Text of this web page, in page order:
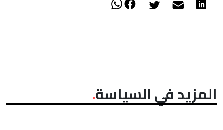
المزيد في السياسة